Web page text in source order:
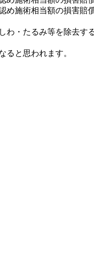
施術相当額の損害賠
・たるみ等を除去
ると思われます。